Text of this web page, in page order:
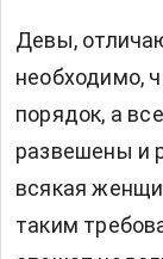
Девы,
необходимо,
порядок, а
развешены и
всякая
таким